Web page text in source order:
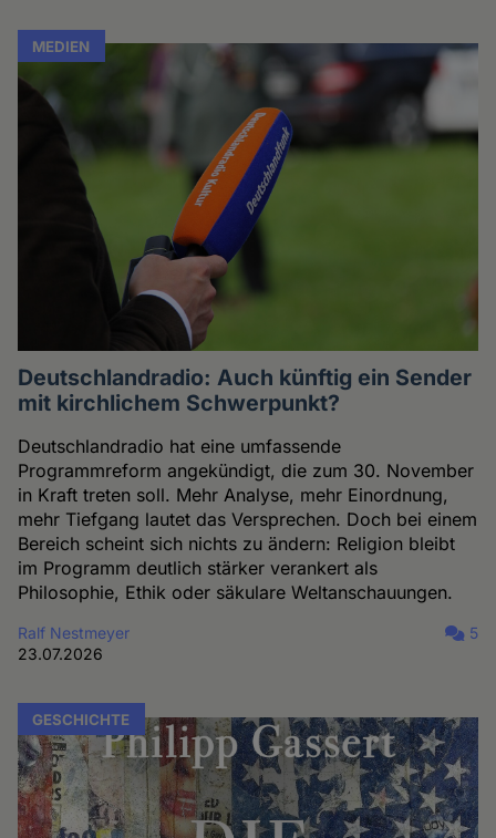
MEDIEN
Deutschlandradio: Auch künftig ein Sender
mit kirchlichem Schwerpunkt?
Deutschlandradio hat eine umfassende
Programmreform angekündigt, die zum 30. November
in Kraft treten soll. Mehr Analyse, mehr Einordnung,
mehr Tiefgang lautet das Versprechen. Doch bei einem
Bereich scheint sich nichts zu ändern: Religion bleibt
im Programm deutlich stärker verankert als
Philosophie, Ethik oder säkulare Weltanschauungen.
Ralf Nestmeyer
23.07.2026
5
GESCHICHTE